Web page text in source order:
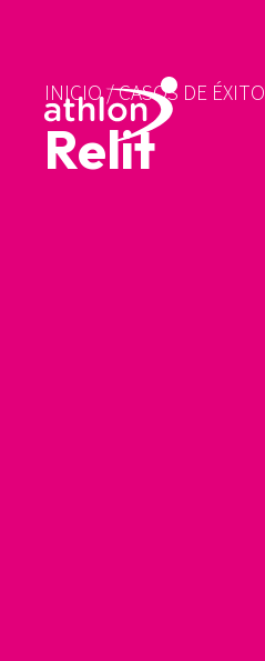
INICIO/CASOS DE ÉXITO
Relit